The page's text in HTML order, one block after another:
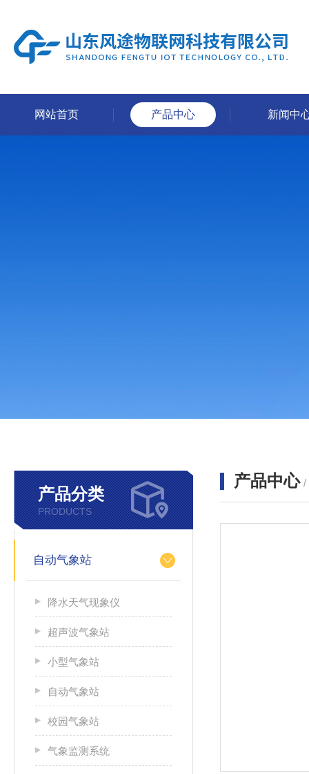
网站首页 产品中心 新闻中
产品分类
PRODUCTS
自动气象站
降水天气现象仪
超声波气象站
小型气象站
自动气象站
校园气象站
气象监测系统
产品中心 /